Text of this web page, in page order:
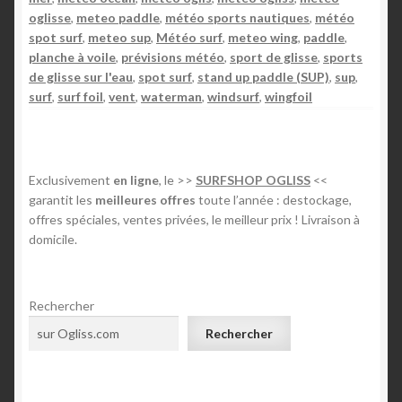
q
u
e
a
d
é
à
oglisse, meteo paddle, météo sports nautiques, météo
spot surf, meteo sup, Météo surf, meteo wing, paddle,
planche à voile, prévisions météo, sport de glisse, sports
de glisse sur l'eau, spot surf, stand up paddle (SUP), sup,
surf, surf foil, vent, waterman, windsurf, wingfoil
Exclusivement en ligne, le >> SURFSHOP OGLISS <<
garantit les meilleures offres toute l’année : destockage,
offres spéciales, ventes privées, le meilleur prix ! Livraison à
domicile.
Rechercher
Rechercher